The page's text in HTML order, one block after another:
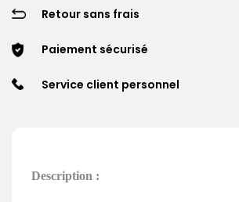
Retour sans frais
Paiement sécurisé
Service client personnel
Description :